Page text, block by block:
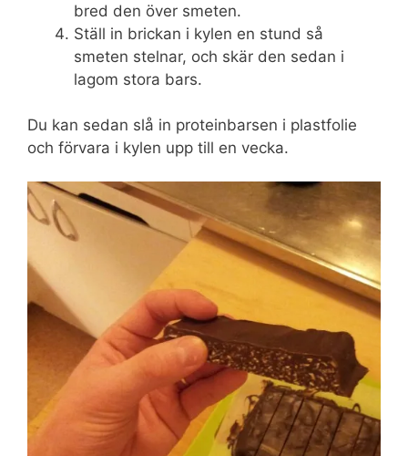
bred den över smeten.
Ställ in brickan i kylen en stund så
smeten stelnar, och skär den sedan i
lagom stora bars.
Du kan sedan slå in proteinbarsen i plastfolie
och förvara i kylen upp till en vecka.